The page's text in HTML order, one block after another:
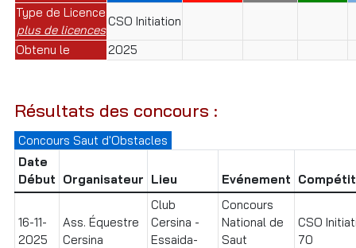
Type de Licence
plus de licences
CSO Initiation
Obtenu le
2025
Résultats des concours :
Concours Saut d'Obstacles
Date
Début Organisateur Lieu Evénement
16-11-
2025
Ass. Équestre
Cersina
Club
Cersina -
Essaida-
Concours
National de
Saut
CSO
70